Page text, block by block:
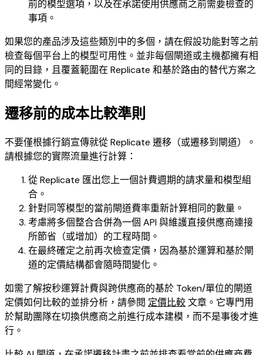
前的模型選項，以及在承諾使用供應商之前需要檢查的
事項。
如果您的產品涉及這些類別中的多個，請在假設功能對等之前
檢查每個平台上的模型可用性。並非每個閘道或主機都擁有相
同的目錄，且覆蓋範圍在 Replicate 和基於路由的替代方案之
間經常變化。
遷移前的成本比較準則
不要僅根據行銷宣傳就從 Replicate 遷移（或遷移到閘道）。
請根據您的實際流量進行計算：
從 Replicate 匯出您上一個計費週期的請求量和模型組
合。
針對同等模型的當前閘道費率重新計算相同的數量。
考慮將多個整合合併為一個 API 與維護直接供應商連接
所節省（或增加）的工程時間。
在最終確定之前再次檢查定價，因為基於運算和基於閘
道的定價結構都會隨時間變化。
如需了解按秒運算計費與跨供應商的基於 Token/單位的閘道
定價如何比較的並排分析，請參閱 定價比較文章。它專門用
於幫助團隊在切換供應商之前進行成本建模，而不是事後才進
行。